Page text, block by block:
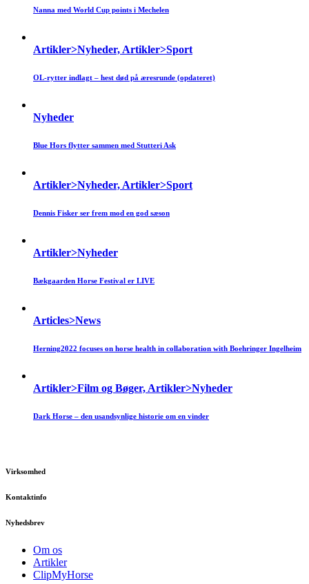
Nanna med World Cup points i Mechelen
Artikler>Nyheder, Artikler>Sport
OL-rytter indlagt – hest død på æresrunde (opdateret)
Nyheder
Blue Hors flytter sammen med Stutteri Ask
Artikler>Nyheder, Artikler>Sport
Dennis Fisker ser frem mod en god sæson
Artikler>Nyheder
Bækgaarden Horse Festival er LIVE
Articles>News
Herning2022 focuses on horse health in collaboration with Boehringer Ingelheim
Artikler>Film og Bøger, Artikler>Nyheder
Dark Horse – den usandsynlige historie om en vinder
Virksomhed
Kontaktinfo
Nyhedsbrev
Om os
Artikler
ClipMyHorse